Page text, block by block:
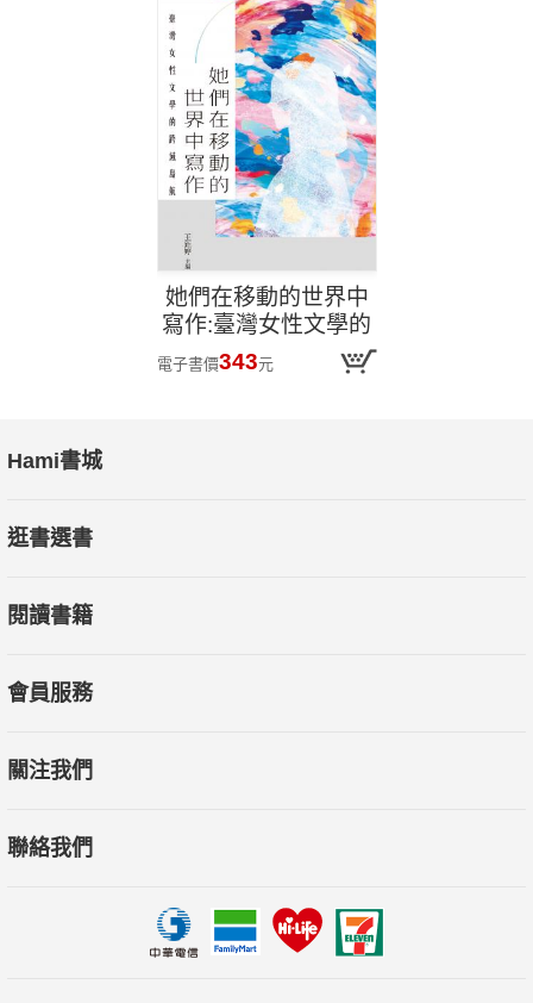
她們在移動的世界中
寫作:臺灣女性文學的
跨域島航
電子書價343元
Hami書城
逛書選書
閱讀書籍
會員服務
關注我們
聯絡我們